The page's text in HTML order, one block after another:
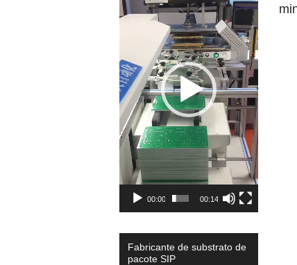
00:00 00:14
Fabricante de substrato de
pacote SIP